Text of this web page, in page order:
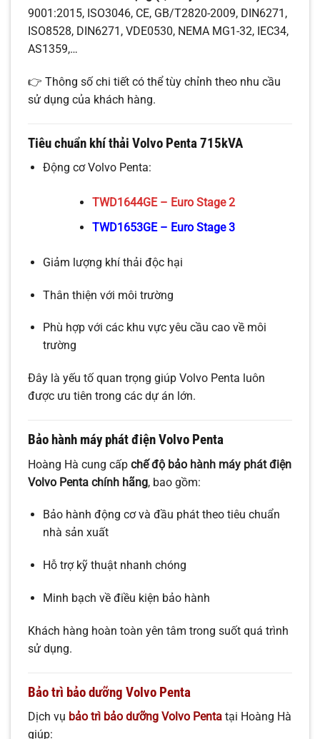
9001:2015, ISO3046, CE, GB/T2820-2009, DIN6271,
ISO8528, DIN6271, VDE0530, NEMA MG1-32, IEC34,
AS1359,…
👉 Thông số chi tiết có thể tùy chỉnh theo nhu cầu
sử dụng của khách hàng.
Tiêu chuẩn khí thải Volvo Penta 715kVA
Động cơ Volvo Penta:
TWD1644GE – Euro Stage 2
TWD1653GE – Euro Stage 3
Giảm lượng khí thải độc hại
Thân thiện với môi trường
Phù hợp với các khu vực yêu cầu cao về môi
trường
Đây là yếu tố quan trọng giúp Volvo Penta luôn
được ưu tiên trong các dự án lớn.
Bảo hành máy phát điện Volvo Penta
Hoàng Hà cung cấp chế độ bảo hành máy phát điện
Volvo Penta chính hãng, bao gồm:
Bảo hành động cơ và đầu phát theo tiêu chuẩn
nhà sản xuất
Hỗ trợ kỹ thuật nhanh chóng
Minh bạch về điều kiện bảo hành
Khách hàng hoàn toàn yên tâm trong suốt quá trình
sử dụng.
Bảo trì bảo dưỡng Volvo Penta
Dịch vụ bảo trì bảo dưỡng Volvo Penta tại Hoàng Hà
giúp: